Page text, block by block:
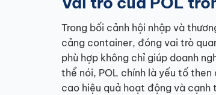
Trong bối cảnh hội nhập và
cảng container, đóng vai trò
phù hợp không chỉ giúp doanh
thể nói, POL chính là yếu tố
cao hiệu quả hoạt động và